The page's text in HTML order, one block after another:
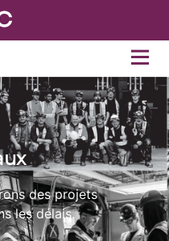
des projets
les délais.